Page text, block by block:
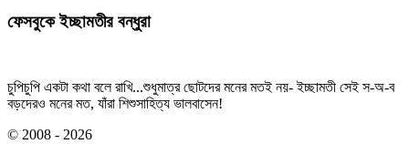
ফেসবুকে ইচ্ছামতীর বন্ধুরা
চুপিচুপি একটা কথা বলে রাখি...শুধুমাত্র ছোটদের মনের মতই নয়- ইচ্ছামতী সেই স-অ-ব
বড়দেরও মনের মত, যাঁরা শিশুসাহিত্য ভালবাসেন!
© 2008 - 2026